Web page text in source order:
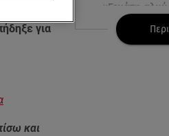
«Γεμάτη
06.08.26 , 22:10
για
και